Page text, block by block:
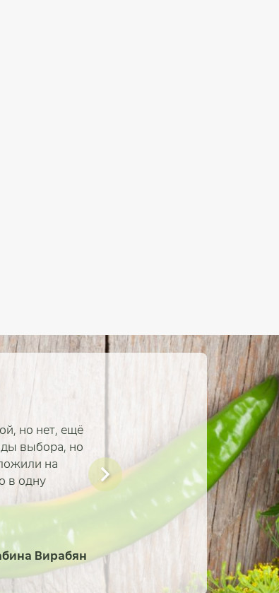
но нет, ещё
выбора, но
на
в одну
ВирабянАнна Катрич
Борис Рожнов
Наталья Свиридова
Наталья Евтушенко
Мария Казанцева
Алексей Липяковский
Наталья Сапунова